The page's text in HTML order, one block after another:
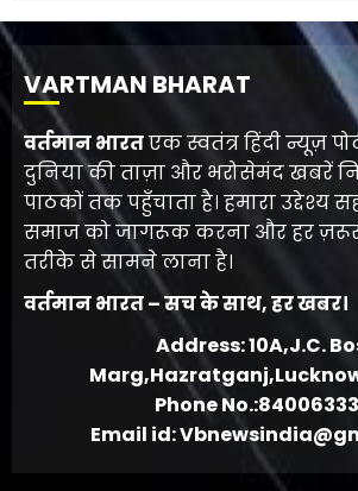
VARTMAN BHARAT
वर्तमान भारतएक स्वतंत्र हिंदी न्यूज़
दुनिया की ताज़ा और भरोसेमंद खबरें
पाठकों तक पहुँचाता है। हमारा उद्देश्य
समाज को जागरूक करना और हर
तरीके से सामने लाना है।
वर्तमान भारत – सच के साथ, हर खबर।
Address: 10A,J.C.
Phone
Email id: